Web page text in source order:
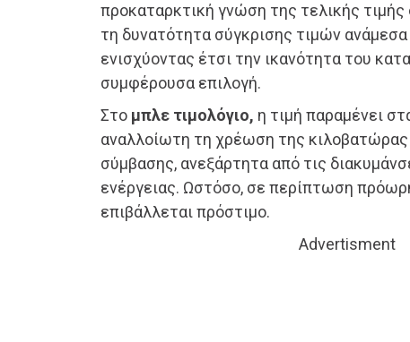
προκαταρκτική γνώση της τελικής
τη δυνατότητα σύγκρισης τιμών
ενισχύοντας έτσι την ικανότητα του
συμφέρουσα επιλογή.
Στο μπλε τιμολόγιο, η τιμή παραμένει
αναλλοίωτη τη χρέωση της κιλοβατώρας
σύμβασης, ανεξάρτητα από τις
ενέργειας. Ωστόσο, σε περίπτωση
επιβάλλεται πρόστιμο.
Advertisment